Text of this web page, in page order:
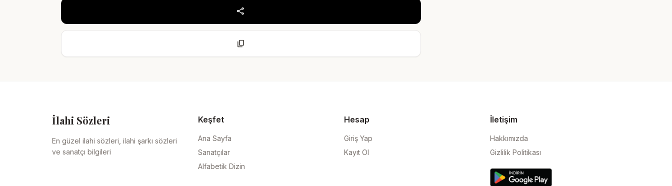
share
content_copy
İlahi Sözleri
En güzel ilahi sözleri, ilahi şarkı sözleri
ve sanatçı bilgileri
Keşfet
Ana Sayfa
Sanatçılar
Alfabetik Dizin
Hesap
Giriş Yap
Kayıt Ol
İletişim
Hakkımızda
Gizlilik Politikası